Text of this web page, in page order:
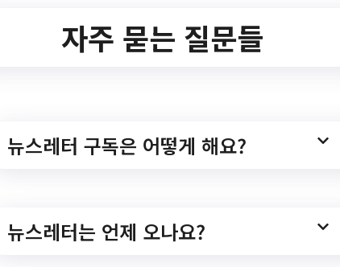
프로 소중한 아기
delete it, then start writing!
자주 묻는 질문들
뉴스레터 구독은 어떻게 해요?
뉴스레터는 언제 오나요?